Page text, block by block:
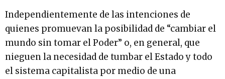
Independientemente de las intenciones de
quienes promuevan la posibilidad de “cambiar el
mundo sin tomar el Poder” o, en general, que
nieguen la necesidad de tumbar el Estado y todo
el sistema capitalista por medio de una